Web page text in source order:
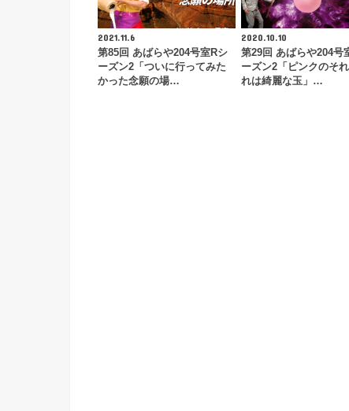
2021.11.6
第85回 あばらや204号室Rシ
ーズン2「ついに行ってみた
かった念願の場…
2020.10.10
第29回 あばらや204号
ーズン2「ピンクのそ
れは綺麗な玉」…